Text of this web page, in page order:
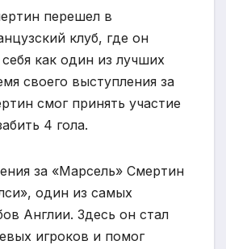
перешел в
клуб, где он
как один из лучших
своего выступления за
смог принять участие
4 гола.
за «Марсель» Смертин
один из самых
Англии. Здесь он стал
игроков и помог